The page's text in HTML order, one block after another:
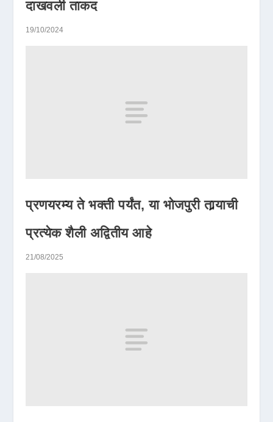
दाखवली ताकद
19/10/2024
प्रणयरम्य ते भक्ती पर्यंत, या भोजपुरी तार्‍याची
प्रत्येक शैली अद्वितीय आहे
21/08/2025